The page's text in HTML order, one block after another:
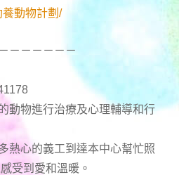
養動物計劃/
－－－－－－
動物進行治療及心理輔導和行
熱心的義工到達本中心幫忙照
受到愛和溫暖。